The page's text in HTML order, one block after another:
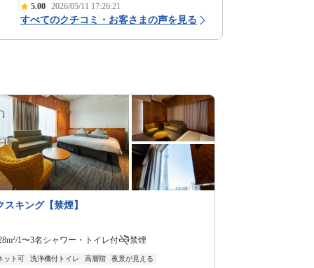
5.00 2026/05/11 17:26:21
すべてのクチコミ・お客さまの声を見る
スキング【禁煙】
1〜3名 シャワー・トイレ付 禁煙
ット可 洗浄機付トイレ 高層階 夜景が見える